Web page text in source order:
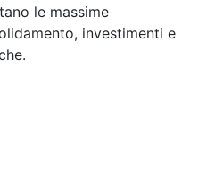
le massime
investimenti e